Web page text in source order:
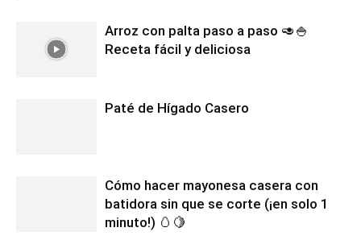
Arroz con palta paso a paso 🥑🍚
Receta fácil y deliciosa
Paté de Hígado Casero
Cómo hacer mayonesa casera con
batidora sin que se corte (¡en solo 1
minuto!) 🥚🍋